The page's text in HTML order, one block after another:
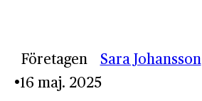
Företagen
Sara Johansson
16 maj. 2025